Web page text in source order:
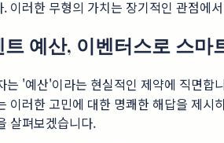
이러한 무형의 가치는 장기적인 관점에
예산, 이벤터스로 스마
는 '예산'이라는 현실적인 제약에 직면
이러한 고민에 대한 명쾌한 해답을 제시
살펴보겠습니다.